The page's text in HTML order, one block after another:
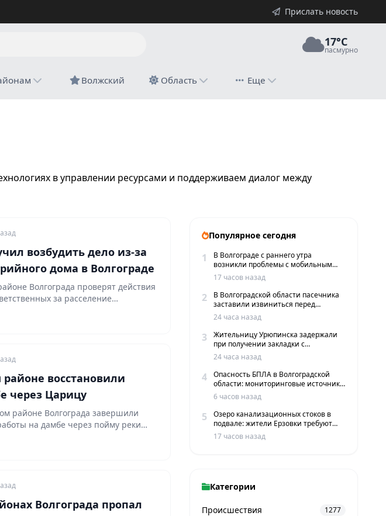
Прислать новость
17°C
пасмурно
Волжский Область Еще
в управлении ресурсами и поддерживаем диалог между
возбудить дело из-за
дома в Волгограде
Волгограда проверят действия
за расселение
по…
восстановили
через Царицу
районе Волгограда завершили
на дамбе через пойму реки
Волгограда пропал
Популярное сегодня
1
В Волгограде с раннего утра
возникли проблемы с мобильным
интернетом и сервисами такси
17 часов назад
2
В Волгоградской области пасечника
заставили извиниться перед
жителями хутора
24 часа назад
3
Жительницу Урюпинска задержали
при получении закладки с
мефедроном в Волгограде
24 часа назад
4
Опасность БПЛА в Волгоградской
области: мониторинговые источники
сообщают о пролетах беспилотников
6 часов назад
5
Озеро канализационных стоков в
подвале: жители Ерзовки требуют
срочных мер
17 часов назад
Категории
Происшествия 1277